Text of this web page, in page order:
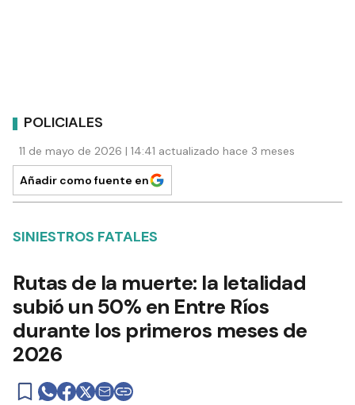
POLICIALES
11 de mayo de 2026 | 14:41 actualizado hace 3 meses
Añadir como fuente en
SINIESTROS FATALES
Rutas de la muerte: la letalidad
subió un 50% en Entre Ríos
durante los primeros meses de
2026